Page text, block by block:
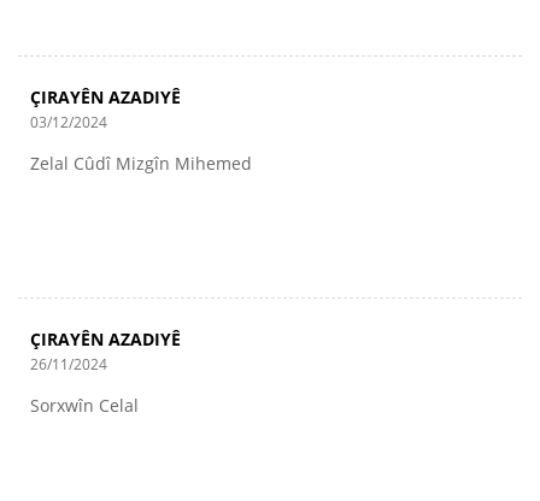
ÇIRAYÊN AZADIYÊ
03/12/2024
Zelal Cûdî Mizgîn Mihemed
ÇIRAYÊN AZADIYÊ
26/11/2024
Sorxwîn Celal